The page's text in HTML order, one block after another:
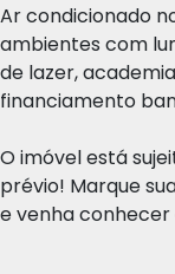
Ar condicionado
ambientes com
de lazer,
financiamento
O imóvel está
prévio! Marque
e venha